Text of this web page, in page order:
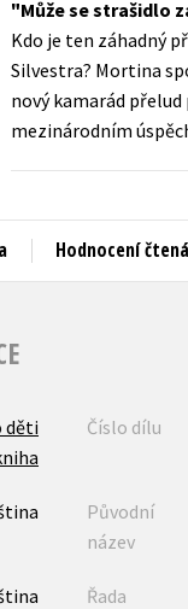
Jazyky
Kalendáře
Kariéra a
Může se strašidlo
Kdo je ten záhadný
Silvestra? Mortina
nový kamarád
mezinárodním
Hodnocení
děti
Číslo dílu
Původní
název
Řada